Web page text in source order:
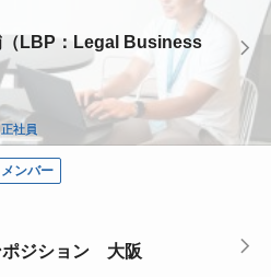
（LBP：Legal Business
正社員
メンバー
ポジション 大阪